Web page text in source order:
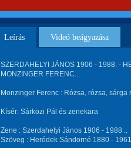
Leírás Videó beágyazása
SZERDAHELYI JÁNOS 1906 - 1988. -
MONZINGER FERENC..
Monzinger Ferenc : Rózsa, rózsa, sárga
Kísér: Sárközi Pál és zenekara
Zene : Szerdahelyi János 1906 - 1988 ..
Szöveg : Heródek Sándorné 1880 -